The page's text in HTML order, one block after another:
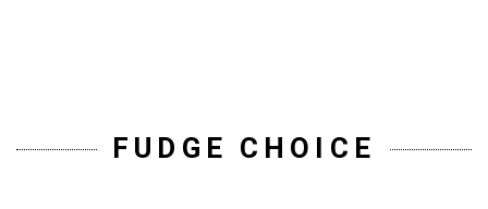
FUDGE CHOICE